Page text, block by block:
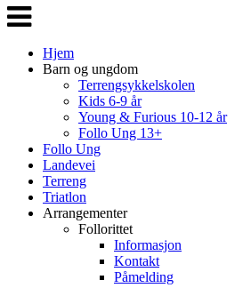
Veksle
navigasjon
Hjem
Barn og ungdom
Terrengsykkelskolen
Kids 6-9 år
Young & Furious 10-12 år
Follo Ung 13+
Follo Ung
Landevei
Terreng
Triatlon
Arrangementer
Follorittet
Informasjon
Kontakt
Påmelding